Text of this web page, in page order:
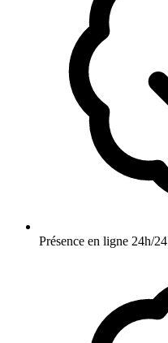
Présence en ligne 24h/24